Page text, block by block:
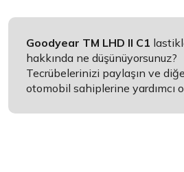
Goodyear TM LHD II C1
hakkında ne düşünüyorsunuz?
Tecrübelerinizi paylaşın ve
otomobil sahiplerine yardımcı